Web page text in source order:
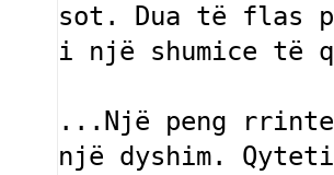
sot. Dua të flas
i një shumice të
...Një peng
një dyshim.